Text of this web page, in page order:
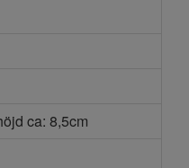
ca: 8,5cm